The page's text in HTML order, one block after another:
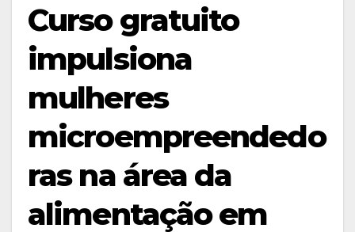
Curso gratuito
impulsiona
mulheres
microempreendedo
ras na área da
alimentação em